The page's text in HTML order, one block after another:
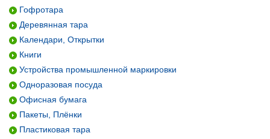
Гофротара
Деревянная тара
Календари, Открытки
Книги
Устройства промышленной маркировки
Одноразовая посуда
Офисная бумага
Пакеты, Плёнки
Пластиковая тара